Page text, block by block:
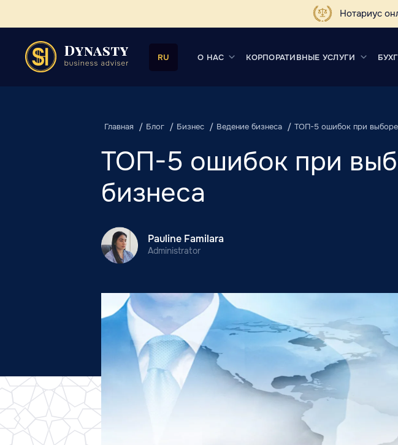
Нотариус
RU О НАС КОРПОРАТИВНЫЕ УСЛУГИ
Главная Блог Бизнес Ведение бизнеса ТОП-5 ошибок при
ТОП-5 ошибок при
бизнеса
Pauline Familara
Administrator